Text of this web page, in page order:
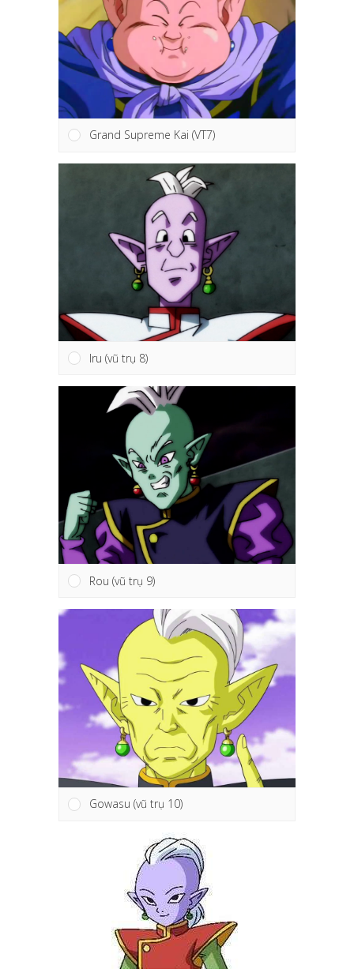
Grand Supreme Kai (VT7)
Iru (vũ trụ 8)
Rou (vũ trụ 9)
Gowasu (vũ trụ 10)